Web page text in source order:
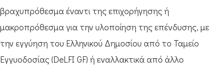
βραχυπρόθεσμα έναντι της επιχορήγησης ή
μακροπρόθεσμα για την υλοποίηση της επένδυσης, με
την εγγύηση του Ελληνικού Δημοσίου από το Ταμείο
Εγγυοδοσίας (DeLFI GF) ή εναλλακτικά από άλλο